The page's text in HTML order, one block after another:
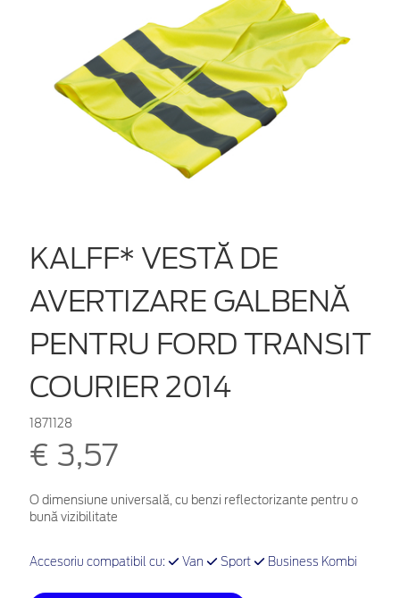
KALFF* VESTĂ DE
AVERTIZARE GALBENĂ
PENTRU FORD TRANSIT
COURIER 2014
1871128
€ 3,57
O dimensiune universală, cu benzi reflectorizante pentru o
bună vizibilitate
Accesoriu compatibil cu: Van Sport Business Kombi